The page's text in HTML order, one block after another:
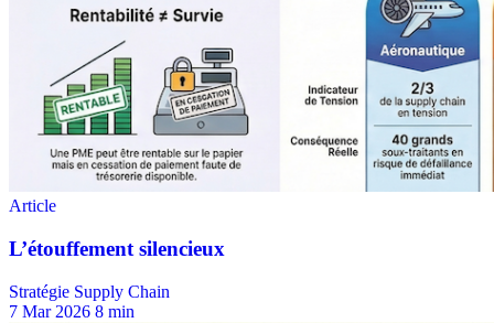
Stratégie Supply Chain
7 Mar 2026 8 min